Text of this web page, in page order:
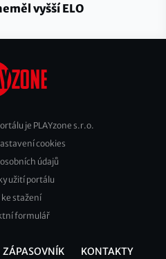
vyšší ELO
je PLAYzone s.r.o.
cookies
údajů
užití portálu
ke stažení
formulář
ZÁPASOVNÍK KONTAKTY